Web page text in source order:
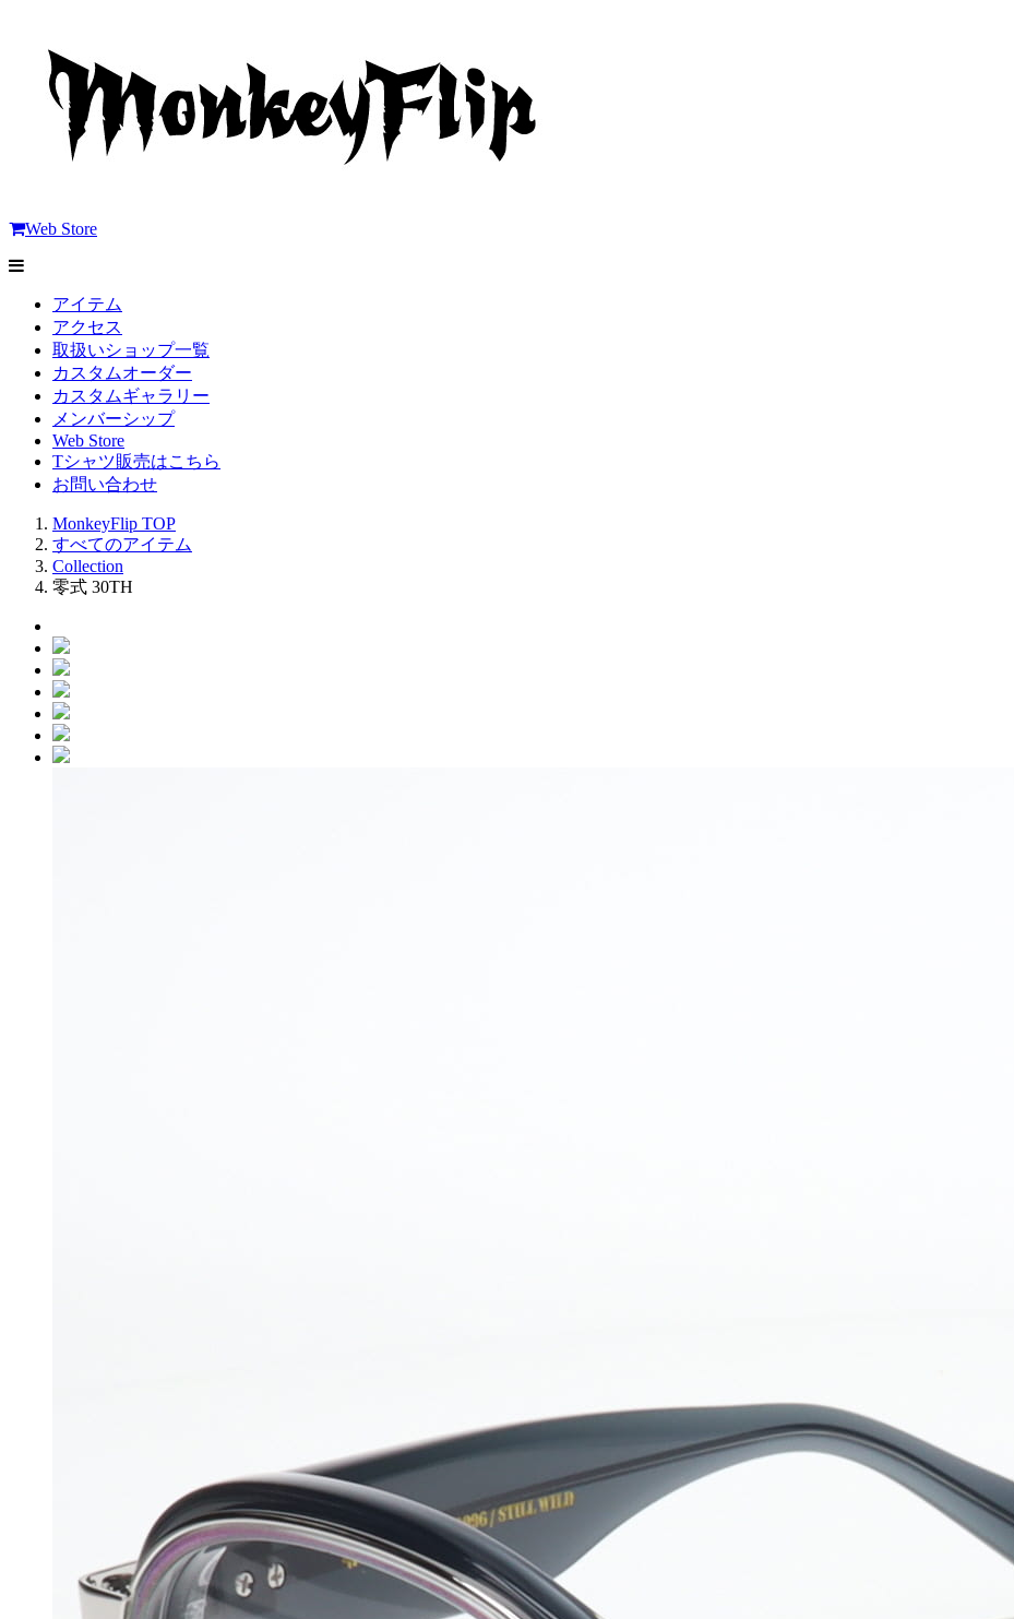
Web Store
アイテム
アクセス
取扱いショップ一覧
カスタムオーダー
カスタムギャラリー
メンバーシップ
Web Store
Tシャツ販売はこちら
お問い合わせ
MonkeyFlip TOP
すべてのアイテム
Collection
零式 30TH